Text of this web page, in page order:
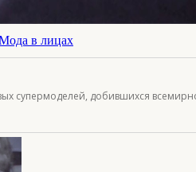
в лицах
супермоделей, добившихся